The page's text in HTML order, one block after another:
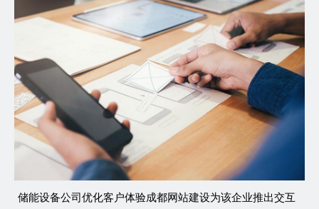
储能设备公司优化客户体验成都网站建设为该企业推出交互